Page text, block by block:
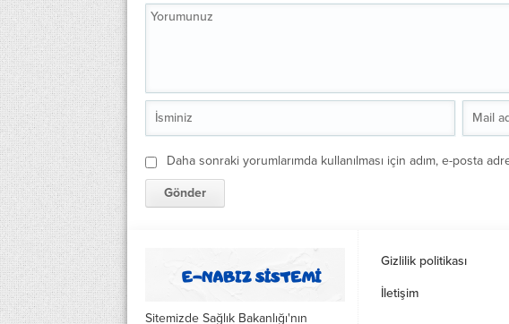
Daha sonraki yorumlarımda kullanılması için adım, e-posta
Sitemizde Sağlık Bakanlığı'nın
Gizlilik politikası
İletişim